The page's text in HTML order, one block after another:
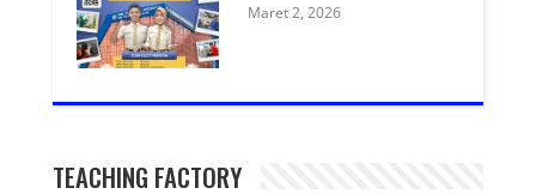
Maret 2, 2026
TEACHING FACTORY